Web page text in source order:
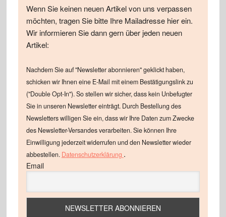
Wenn Sie keinen neuen Artikel von uns verpassen
möchten, tragen Sie bitte Ihre Mailadresse hier ein.
Wir informieren Sie dann gern über jeden neuen
Artikel:
Nachdem Sie auf "Newsletter abonnieren" geklickt haben,
schicken wir Ihnen eine E-Mail mit einem Bestätigungslink zu
("Double Opt-In"). So stellen wir sicher, dass kein Unbefugter
Sie in unseren Newsletter einträgt. Durch Bestellung des
Newsletters willigen Sie ein, dass wir Ihre Daten zum Zwecke
des Newsletter-Versandes verarbeiten. Sie können Ihre
Einwilligung jederzeit widerrufen und den Newsletter wieder
abbestellen. Datenschutzerklärung .
Email